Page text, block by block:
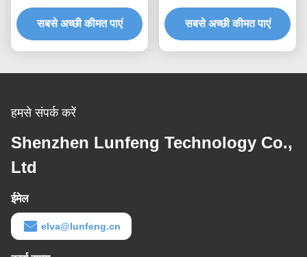
बैकलाइट झिल्ली स्विच
सबसे अच्छी कीमत पाएं
टच पैनल
सबसे अच्छी कीमत पाएं
हमसे संपर्क करें
Shenzhen Lunfeng Technology Co.,
Ltd
ईमेल
elva@lunfeng.cn